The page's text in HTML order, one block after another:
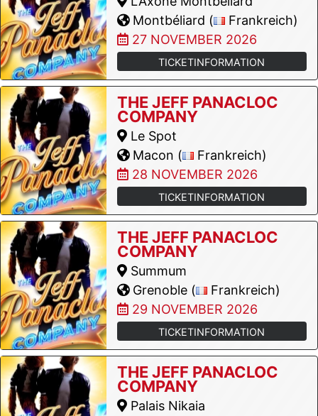
Montbéliard (
Frankreich)
27 NOVEMBER 2026
TICKETINFORMATION
THE JEFF PANACLOC
COMPANY
Le Spot
Macon (
Frankreich)
28 NOVEMBER 2026
TICKETINFORMATION
THE JEFF PANACLOC
COMPANY
Summum
Grenoble (
Frankreich)
29 NOVEMBER 2026
TICKETINFORMATION
THE JEFF PANACLOC
COMPANY
Palais Nikaia